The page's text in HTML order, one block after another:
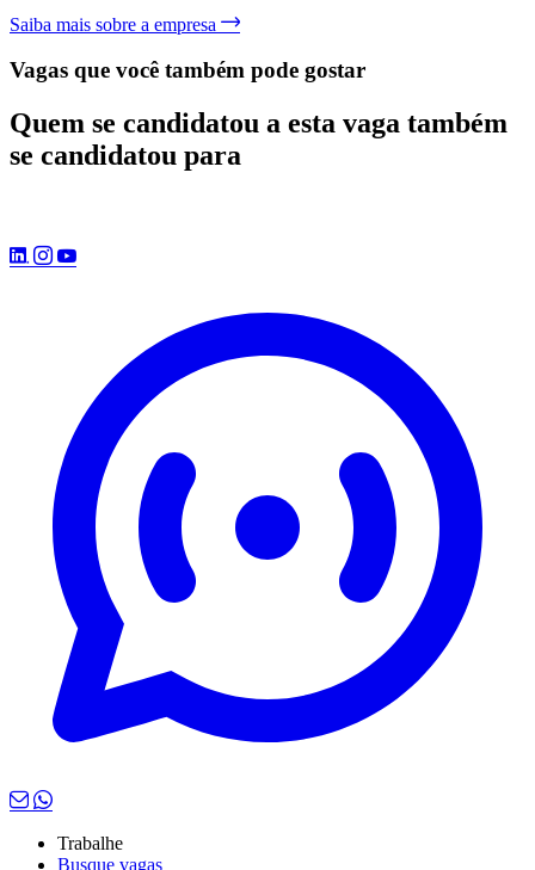
Saiba mais sobre a empresa
Vagas que você também pode gostar
Quem se candidatou a esta vaga também
se candidatou para
Trabalhe
Busque vagas